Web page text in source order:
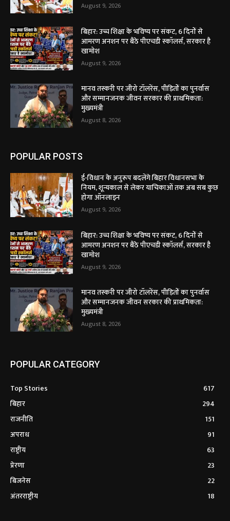
August 9, 2026
बिहार: उच्च शिक्षा के भविष्य पर संकट, 6 दिनों से
आमरण अनशन पर बैठे पीएचडी स्कॉलर्स, सरकार है
खामोश
August 9, 2026
मानव तस्करी पर जीरो टॉलरेंस, पीड़ितों का पुनर्वास
और सम्मानजनक जीवन सरकार की प्राथमिकता:
मुख्यमंत्री
August 8, 2026
POPULAR POSTS
ई-विधान के अनुरूप बदलेंगे बिहार विधानसभा के
नियम, शून्यकाल से लेकर याचिकाओं तक अब सब कुछ
होगा ऑनलाइन
August 9, 2026
बिहार: उच्च शिक्षा के भविष्य पर संकट, 6 दिनों से
आमरण अनशन पर बैठे पीएचडी स्कॉलर्स, सरकार है
खामोश
August 9, 2026
मानव तस्करी पर जीरो टॉलरेंस, पीड़ितों का पुनर्वास
और सम्मानजनक जीवन सरकार की प्राथमिकता:
मुख्यमंत्री
August 8, 2026
POPULAR CATEGORY
Top Stories
617
बिहार
294
राजनीति
151
अपराध
91
राष्ट्रीय
63
प्रेरणा
23
बिजनेस
22
अंतरराष्ट्रीय
18